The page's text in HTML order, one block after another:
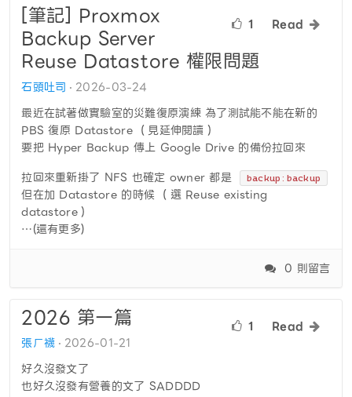
1 Read
[筆記] Proxmox
Backup Server
Reuse Datastore 權限問題
石頭吐司
2026-03-24
最近在試著做實驗室的災難復原演練 為了測試能不能在新的
PBS 復原 Datastore （見延伸閱讀）
要把 Hyper Backup 傳上 Google Drive 的備份拉回來
拉回來重新掛了 NFS 也確定 owner 都是
backup:backup
但在加 Datastore 的時候 （選 Reuse existing
datastore）
…(還有更多)
0 則留言
1 Read
2026 第一篇
張ㄏ襪 2026-01-21
好久沒發文了
也好久沒發有營養的文了 SADDDD